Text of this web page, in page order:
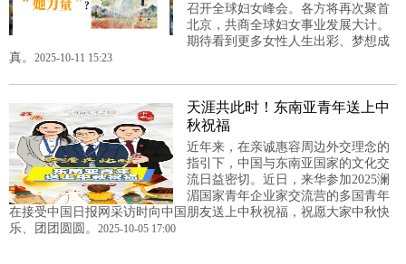
召开全球妇女峰会。各方将再次聚首
北京，共商全球妇女事业发展大计。
期待看到更多女性人生出彩、梦想成
真。 2025-10-11 15:23
天涯共此时！东南亚青年送上中
秋祝福
近年来，在亲诚惠容周边外交理念的
指引下，中国与东南亚国家的文化交
流日益密切。近日，来华参加2025澜
湄国家青年企业家交流营的多国青年
在接受中国日报网采访时向中国朋友送上中秋祝福，祝愿大家中秋快
乐、团团圆圆。 2025-10-05 17:00